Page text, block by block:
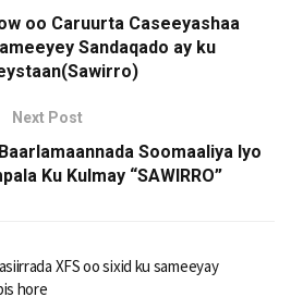
oo Caruurta Caseeyashaa
Sandaqado ay ku
Next Post
Soomaaliya Iyo
Ku Kulmay “SAWIRRO”
XFS oo sixid ku sameeyay
hore